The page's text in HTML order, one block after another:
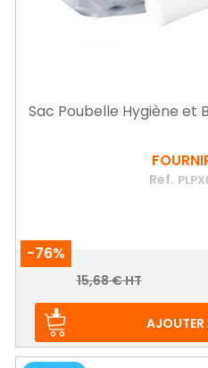
Sac Poubelle Hygiène et
Ref.
-76%
Prix
Prix
15,68 € HT
AJOUTER